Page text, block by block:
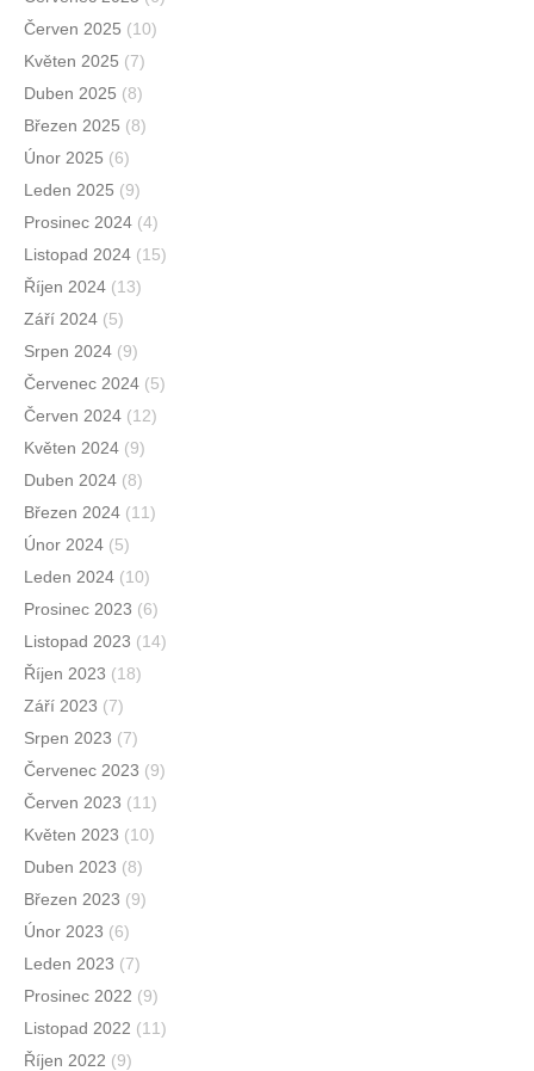
Červen 2025 (10)
Květen 2025 (7)
Duben 2025 (8)
Březen 2025 (8)
Únor 2025 (6)
Leden 2025 (9)
Prosinec 2024 (4)
Listopad 2024 (15)
Říjen 2024 (13)
Září 2024 (5)
Srpen 2024 (9)
Červenec 2024 (5)
Červen 2024 (12)
Květen 2024 (9)
Duben 2024 (8)
Březen 2024 (11)
Únor 2024 (5)
Leden 2024 (10)
Prosinec 2023 (6)
Listopad 2023 (14)
Říjen 2023 (18)
Září 2023 (7)
Srpen 2023 (7)
Červenec 2023 (9)
Červen 2023 (11)
Květen 2023 (10)
Duben 2023 (8)
Březen 2023 (9)
Únor 2023 (6)
Leden 2023 (7)
Prosinec 2022 (9)
Listopad 2022 (11)
Říjen 2022 (9)